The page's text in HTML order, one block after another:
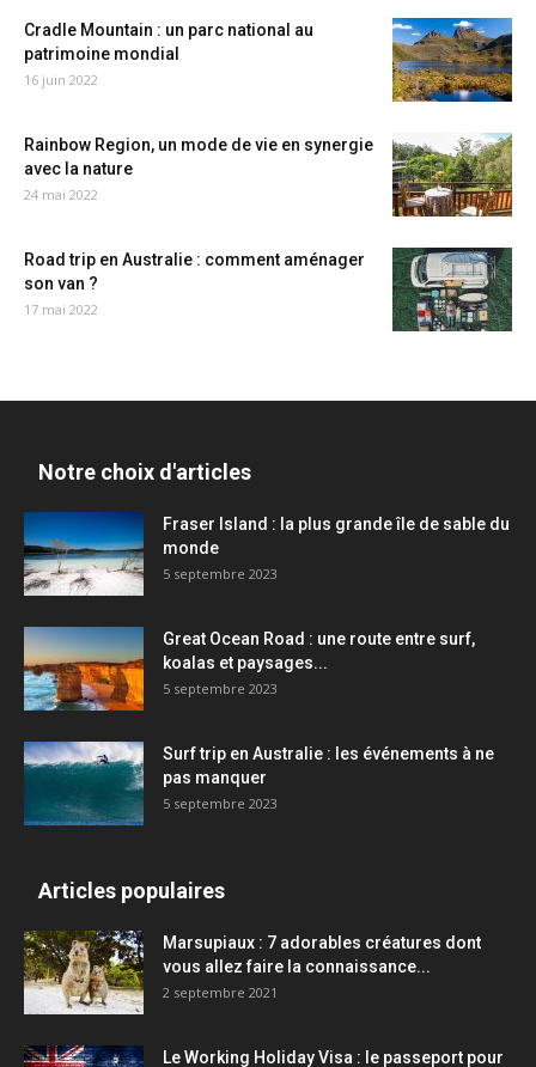
Cradle Mountain : un parc national au
patrimoine mondial
16 juin 2022
Rainbow Region, un mode de vie en synergie
avec la nature
24 mai 2022
Road trip en Australie : comment aménager
son van ?
17 mai 2022
Notre choix d'articles
Fraser Island : la plus grande île de sable du
monde
5 septembre 2023
Great Ocean Road : une route entre surf,
koalas et paysages...
5 septembre 2023
Surf trip en Australie : les événements à ne
pas manquer
5 septembre 2023
Articles populaires
Marsupiaux : 7 adorables créatures dont
vous allez faire la connaissance...
2 septembre 2021
Le Working Holiday Visa : le passeport pour